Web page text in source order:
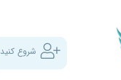
شروع کنید